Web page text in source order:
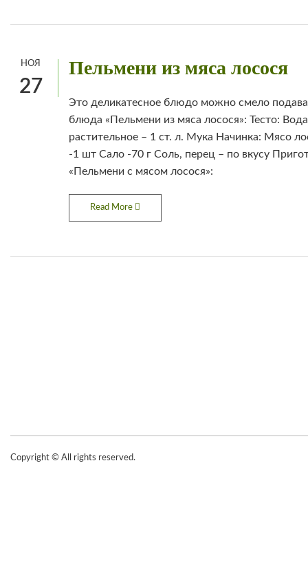
НОЯ
27
Пельмени из мяса лосося
Это деликатесное блюдо можно смело
блюда «Пельмени из мяса лосося»: Тесто:
растительное – 1 ст. л. Мука Начинка: Мясо
-1 шт Сало -70 г Соль, перец – по вкусу
«Пельмени с мясом лосося»:
Read More
Copyright © All rights reserved.